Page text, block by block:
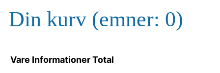
Din kurv (emner: 0)
Vare InformationerTotal